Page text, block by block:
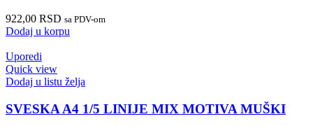
922,00 RSD sa PDV-om
Dodaj u korpu
Uporedi
Quick view
Dodaj u listu želja
SVESKA A4 1/5 LINIJE MIX MOTIVA MUŠKI